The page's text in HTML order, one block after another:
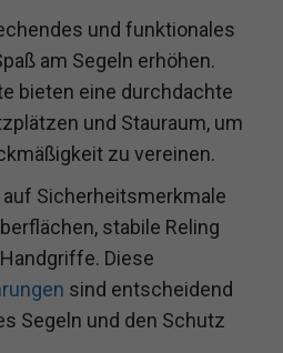
und funktionales
am Segeln erhöhen.
bieten eine durchdachte
und Stauraum, um
zu vereinen.
Sicherheitsmerkmale
stabile Reling
Diese
sind entscheidend
Segeln und den Schutz